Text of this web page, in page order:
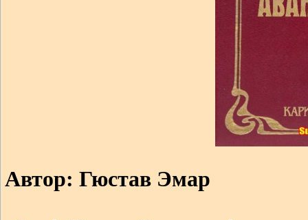
Автор: Гюстав Эмар